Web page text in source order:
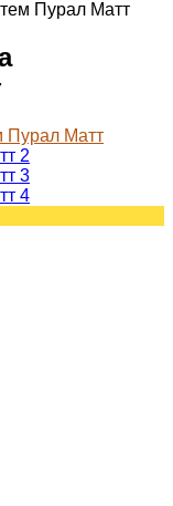
Пурал Матт